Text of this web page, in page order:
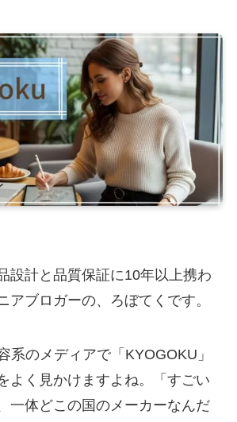
設計と品質保証に10年以上携わ
アブロガーの、ろぼてくです。
系のメディアで「KYOGOKU」
よく見かけますよね。「すごい
一体どこの国のメーカーなんだ